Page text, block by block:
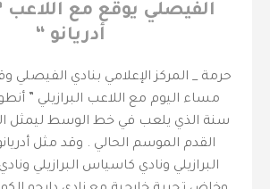
الفيصلي يوقع مع اللاعب
أدريانو “
حرمة _ المركز الإعلامي بنادي الفيصلي
سنة الذي يلعب في خط الوسط ليمثل
القدم الموسم الحالي . وقد مثل
البرازيلي ونادي كاسياس البرازيلي ونادي